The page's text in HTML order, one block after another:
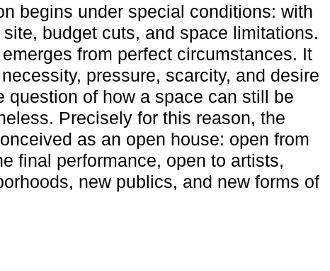
begins under special conditions: with
budget cuts, and space limitations.
from perfect circumstances. It
pressure, scarcity, and desire
of how a space can still be
Precisely for this reason, the
as an open house: open from
final performance, open to artists,
new publics, and new forms of